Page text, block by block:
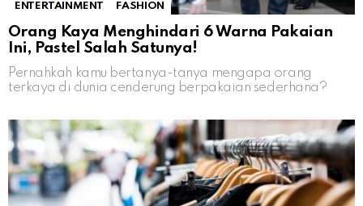
ENTERTAINMENT FASHION
Orang Kaya Menghindari 6 Warna Pakaian
Ini, Pastel Salah Satunya!
Pernahkah kamu bertanya-tanya mengapa orang
terkaya di dunia cenderung berpakaian sederhana?